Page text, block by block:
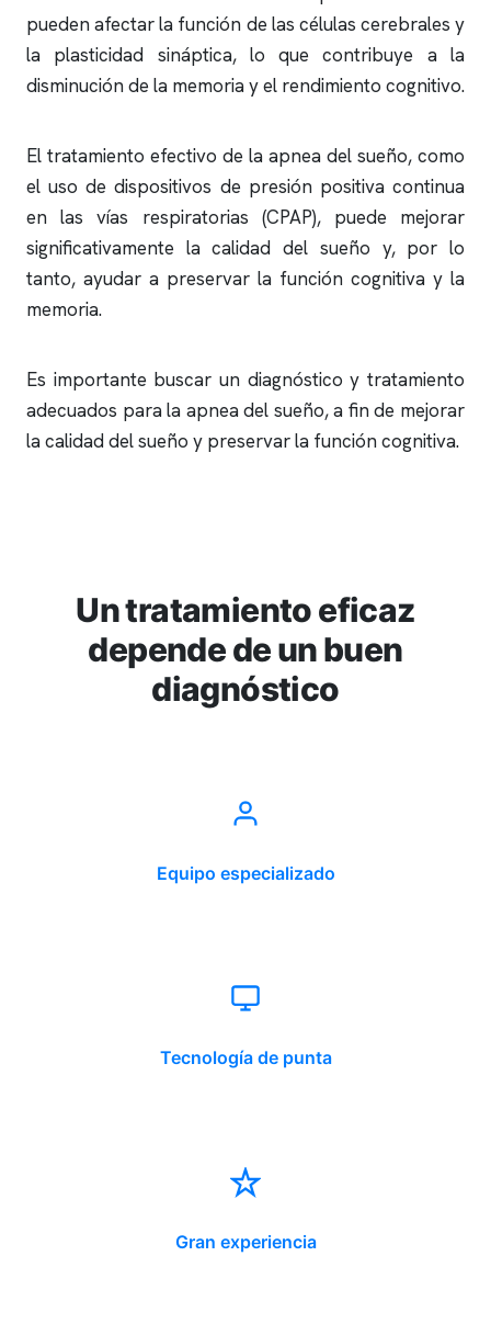
pueden afectar la función de las células cerebrales y
la plasticidad sináptica, lo que contribuye a la
disminución de la memoria y el rendimiento cognitivo.
El tratamiento efectivo de la apnea del sueño, como
el uso de dispositivos de presión positiva continua
en las vías respiratorias (CPAP), puede mejorar
significativamente la calidad del sueño y, por lo
tanto, ayudar a preservar la función cognitiva y la
memoria.
Es importante buscar un diagnóstico y tratamiento
adecuados para la apnea del sueño, a fin de mejorar
la calidad del sueño y preservar la función cognitiva.
Un tratamiento eficaz
depende de un buen
diagnóstico
Equipo especializado
Tecnología de punta
Gran experiencia